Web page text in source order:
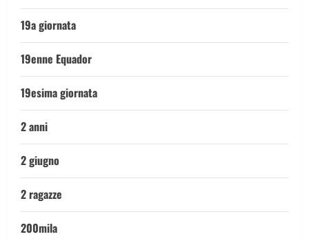
19a giornata
19enne Equador
19esima giornata
2 anni
2 giugno
2 ragazze
200mila